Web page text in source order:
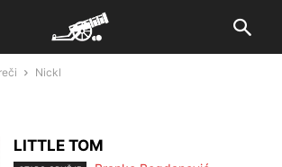
Nickl
LITTLE TOM